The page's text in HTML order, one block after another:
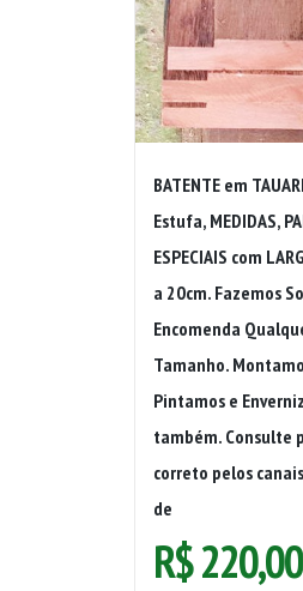
BATENTE em
Estufa, MEDIDAS,
ESPECIAIS com
a 20cm. Fazemos
Encomenda
Tamanho.
Pintamos e
também. Consulte
correto pelos
de
R$220,00